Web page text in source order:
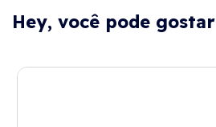
Hey, você pode gostar